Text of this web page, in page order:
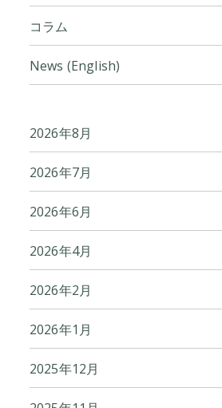
コラム
News (English)
2026年8月
2026年7月
2026年6月
2026年4月
2026年2月
2026年1月
2025年12月